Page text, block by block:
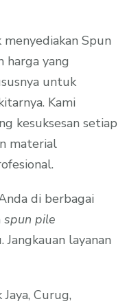
Spun
harga yang
untuk
Kami
kesuksesan setiap
material
di berbagai
spun pile
layanan
Jaya, Curug,